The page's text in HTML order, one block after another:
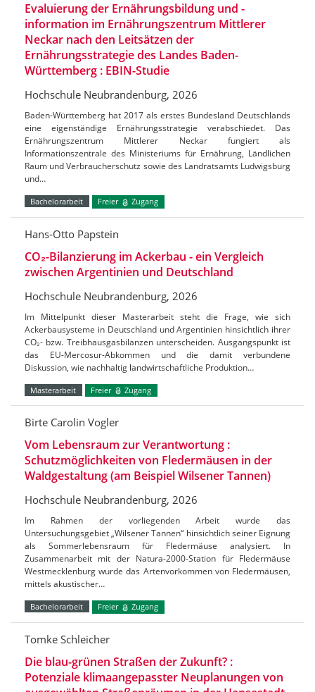
Evaluierung der Ernährungsbildung und -
information im Ernährungszentrum Mittlerer
Neckar nach den Leitsätzen der
Ernährungsstrategie des Landes Baden-
Württemberg : EBIN-Studie
Hochschule Neubrandenburg, 2026
Baden-Württemberg hat 2017 als erstes Bundesland Deutschlands
eine eigenständige Ernährungsstrategie verabschiedet. Das
Ernährungszentrum Mittlerer Neckar fungiert als
Informationszentrale des Ministeriums für Ernährung, Ländlichen
Raum und Verbraucherschutz sowie des Landratsamts Ludwigsburg
und…
Bachelorarbeit Freier Zugang
Hans-Otto Papstein
CO₂-Bilanzierung im Ackerbau - ein Vergleich
zwischen Argentinien und Deutschland
Hochschule Neubrandenburg, 2026
Im Mittelpunkt dieser Masterarbeit steht die Frage, wie sich
Ackerbausysteme in Deutschland und Argentinien hinsichtlich ihrer
CO₂- bzw. Treibhausgasbilanzen unterscheiden. Ausgangspunkt ist
das EU-Mercosur-Abkommen und die damit verbundene
Diskussion, wie nachhaltig landwirtschaftliche Produktion…
Masterarbeit Freier Zugang
Birte Carolin Vogler
Vom Lebensraum zur Verantwortung :
Schutzmöglichkeiten von Fledermäusen in der
Waldgestaltung (am Beispiel Wilsener Tannen)
Hochschule Neubrandenburg, 2026
Im Rahmen der vorliegenden Arbeit wurde das
Untersuchungsgebiet „Wilsener Tannen“ hinsichtlich seiner Eignung
als Sommerlebensraum für Fledermäuse analysiert. In
Zusammenarbeit mit der Natura-2000-Station für Fledermäuse
Westmecklenburg wurde das Artenvorkommen von Fledermäusen,
mittels akustischer…
Bachelorarbeit Freier Zugang
Tomke Schleicher
Die blau-grünen Straßen der Zukunft? :
Potenziale klimaangepasster Neuplanungen von